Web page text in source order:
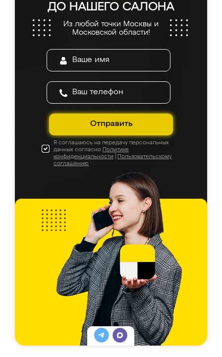
ДО НАШЕГО САЛОНА
Из любой точки Москвы и
Московской области!
Отправить
Я соглашаюсь на передачу персональных
данных согласно Политике
конфиденциальности
Пользовательскому
соглашению